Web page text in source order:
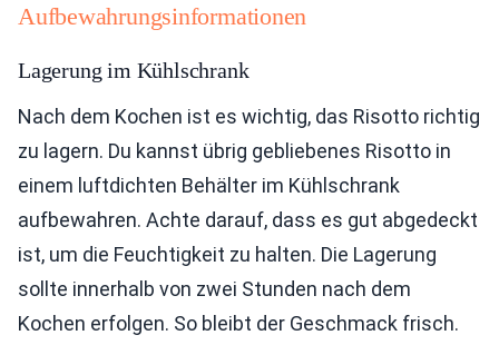
Aufbewahrungsinformationen
Lagerung im Kühlschrank
Nach dem Kochen ist es wichtig, das Risotto richtig
zu lagern. Du kannst übrig gebliebenes Risotto in
einem luftdichten Behälter im Kühlschrank
aufbewahren. Achte darauf, dass es gut abgedeckt
ist, um die Feuchtigkeit zu halten. Die Lagerung
sollte innerhalb von zwei Stunden nach dem
Kochen erfolgen. So bleibt der Geschmack frisch.